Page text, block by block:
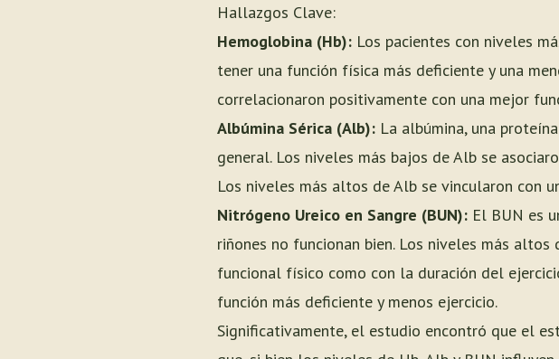
Hallazgos Clave:
Hemoglobina (Hb): Los pacientes con niveles
tener una función física más deficiente y una
correlacionaron positivamente con una mejor
Albúmina Sérica (Alb): La albúmina, una
general. Los niveles más bajos de Alb se
Los niveles más altos de Alb se vincularon con
Nitrógeno Ureico en Sangre (BUN): El BUN es
riñones no funcionan bien. Los niveles más
funcional físico como con la duración del
función más deficiente y menos ejercicio.
Significativamente, el estudio encontró que el